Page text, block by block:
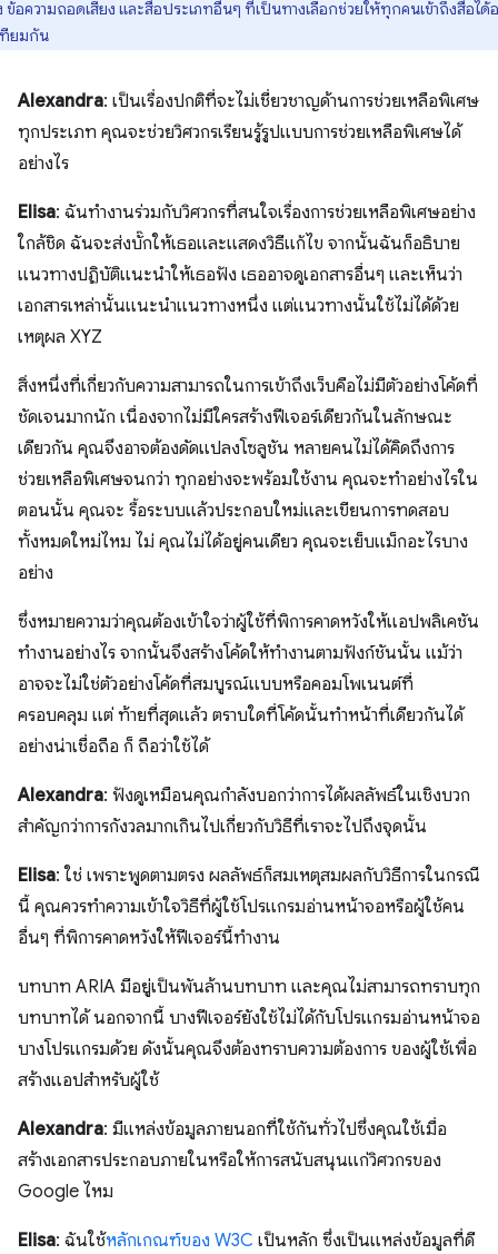
ข้อความถอดเสียง และสื่อประเภทอื่นๆ ที่เป็นทางเลือกช่วยให้ทุกคนเข้าถึงสื่อได้
ทียมกัน
Alexandra: เป็นเรื่องปกติที่จะไม่เชี่ยวชาญด้านการช่วยเหลือพิเศษ
ทุกประเภท คุณจะช่วยวิศวกรเรียนรู้รูปแบบการช่วยเหลือพิเศษได้
อย่างไร
Elisa: ฉันทำงานร่วมกับวิศวกรที่สนใจเรื่องการช่วยเหลือพิเศษอย่าง
ใกล้ชิด ฉันจะส่งบั๊กให้เธอและแสดงวิธีแก้ไข จากนั้นฉันก็อธิบาย
แนวทางปฏิบัติแนะนำให้เธอฟัง เธออาจดูเอกสารอื่นๆ และเห็นว่า
เอกสารเหล่านั้นแนะนำแนวทางหนึ่ง แต่แนวทางนั้นใช้ไม่ได้ด้วย
เหตุผล XYZ
สิ่งหนึ่งที่เกี่ยวกับความสามารถในการเข้าถึงเว็บคือไม่มีตัวอย่างโค้ดที่
ชัดเจนมากนัก เนื่องจากไม่มีใครสร้างฟีเจอร์เดียวกันในลักษณะ
เดียวกัน คุณจึงอาจต้องดัดแปลงโซลูชัน หลายคนไม่ได้คิดถึงการ
ช่วยเหลือพิเศษจนกว่า ทุกอย่างจะพร้อมใช้งาน คุณจะทำอย่างไรใน
ตอนนั้น คุณจะ รื้อระบบแล้วประกอบใหม่และเขียนการทดสอบ
ทั้งหมดใหม่ไหม ไม่ คุณไม่ได้อยู่คนเดียว คุณจะเย็บแม็กอะไรบาง
อย่าง
ซึ่งหมายความว่าคุณต้องเข้าใจว่าผู้ใช้ที่พิการคาดหวังให้แอปพลิเคชัน
ทำงานอย่างไร จากนั้นจึงสร้างโค้ดให้ทำงานตามฟังก์ชันนั้น แม้ว่า
อาจจะไม่ใช่ตัวอย่างโค้ดที่สมบูรณ์แบบหรือคอมโพเนนต์ที่
ครอบคลุม แต่ ท้ายที่สุดแล้ว ตราบใดที่โค้ดนั้นทําหน้าที่เดียวกันได้
อย่างน่าเชื่อถือ ก็ ถือว่าใช้ได้
Alexandra: ฟังดูเหมือนคุณกำลังบอกว่าการได้ผลลัพธ์ในเชิงบวก
สำคัญกว่าการกังวลมากเกินไปเกี่ยวกับวิธีที่เราจะไปถึงจุดนั้น
Elisa: ใช่ เพราะพูดตามตรง ผลลัพธ์ก็สมเหตุสมผลกับวิธีการในกรณี
นี้ คุณควรทำความเข้าใจวิธีที่ผู้ใช้โปรแกรมอ่านหน้าจอหรือผู้ใช้คน
อื่นๆ ที่พิการคาดหวังให้ฟีเจอร์นี้ทำงาน
บทบาท ARIA มีอยู่เป็นพันล้านบทบาท และคุณไม่สามารถทราบทุก
บทบาทได้ นอกจากนี้ บางฟีเจอร์ยังใช้ไม่ได้กับโปรแกรมอ่านหน้าจอ
บางโปรแกรมด้วย ดังนั้นคุณจึงต้องทราบความต้องการ ของผู้ใช้เพื่อ
สร้างแอปสำหรับผู้ใช้
Alexandra: มีแหล่งข้อมูลภายนอกที่ใช้กันทั่วไปซึ่งคุณใช้เมื่อ
สร้างเอกสารประกอบภายในหรือให้การสนับสนุนแก่วิศวกรของ
Google ไหม
Elisa: ฉันใช้หลักเกณฑ์ของ W3C เป็นหลัก ซึ่งเป็นแหล่งข้อมูลที่ดี